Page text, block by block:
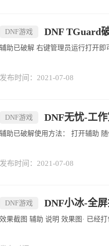
DNF游戏 DNF TGuard
发布时间：2021-07-08
DNF游戏 DNF无忧-工
发布时间：2021-07-08
DNF游戏 DNF小冰-全屏